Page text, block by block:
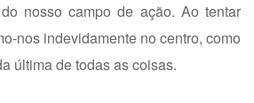
nosso campo de ação. Ao tentar
nos indevidamente no centro, como
última de todas as coisas.